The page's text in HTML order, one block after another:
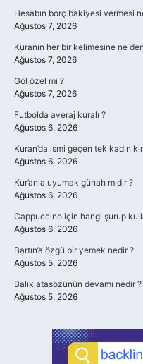
Hesabın borç bakiyesi vermesi
Ağustos 7, 2026
Kuranın her bir kelimesine ne
Ağustos 7, 2026
Göl özel mi ?
Ağustos 7, 2026
Futbolda averaj kuralı ?
Ağustos 6, 2026
Kuran’da ismi geçen tek kadın
Ağustos 6, 2026
Kur’anla uyumak günah mıdır ?
Ağustos 6, 2026
Cappuccino için hangi şurup
Ağustos 6, 2026
Bartın’a özgü bir yemek nedir ?
Ağustos 5, 2026
Balık atasözünün devamı nedir ?
Ağustos 5, 2026